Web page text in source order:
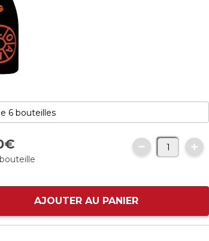
€
AJOUTER AU PANIER